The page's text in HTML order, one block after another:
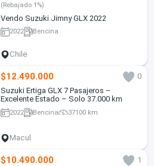
(Rebajado 1%)
Vendo Suzuki Jimny GLX 2022
2022 Bencina
Chile
$12.490.000
0
Suzuki Ertiga GLX 7 Pasajeros –
Excelente Estado – Solo 37.000 km
2022 Bencina 37100 km
Macul
$10.490.000
1